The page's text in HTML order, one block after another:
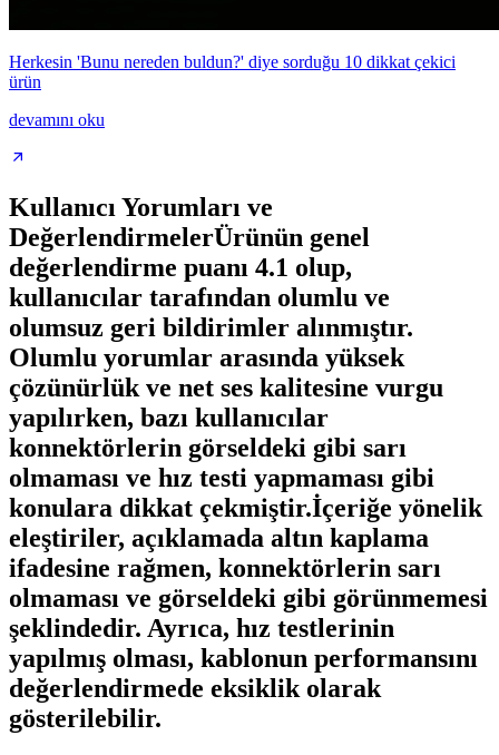
Herkesin 'Bunu nereden buldun?' diye sorduğu 10 dikkat çekici
ürün
devamını oku
Kullanıcı Yorumları ve
DeğerlendirmelerÜrünün genel
değerlendirme puanı 4.1 olup,
kullanıcılar tarafından olumlu ve
olumsuz geri bildirimler alınmıştır.
Olumlu yorumlar arasında yüksek
çözünürlük ve net ses kalitesine vurgu
yapılırken, bazı kullanıcılar
konnektörlerin görseldeki gibi sarı
olmaması ve hız testi yapmaması gibi
konulara dikkat çekmiştir.İçeriğe yönelik
eleştiriler, açıklamada altın kaplama
ifadesine rağmen, konnektörlerin sarı
olmaması ve görseldeki gibi görünmemesi
şeklindedir. Ayrıca, hız testlerinin
yapılmış olması, kablonun performansını
değerlendirmede eksiklik olarak
gösterilebilir.